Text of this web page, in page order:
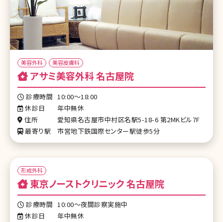
美容外科 美容皮膚科
アサミ美容外科 名古屋院
診療時間 10:00～18:00
休診日
年中無休
住所
愛知県名古屋市中村区名駅5-18-6 第2MKビル7F
最寄り駅
市営地下鉄国際センター駅徒歩5分
形成外科
東京ノーストクリニック 名古屋院
診療時間 10:00～夜間診察実施中
休診日
年中無休